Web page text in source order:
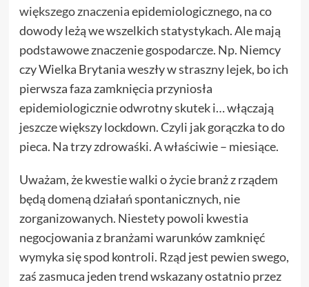
większego znaczeniaepidemiologicznego, na co
dowody leżą we wszelkich statystykach. Ale mają
podstawowe znaczenie gospodarcze. Np. Niemcy
czy Wielka Brytania weszły w straszny lejek, bo ich
pierwsza faza zamknięcia przyniosła
epidemiologicznie odwrotny skutek i… włączają
jeszcze większy lockdown. Czyli jak gorączka to do
pieca. Na trzy zdrowaśki. A właściwie – miesiące.
Uważam, że kwestie walki o życie branż z rządem
będą domeną działań spontanicznych, nie
zorganizowanych. Niestety powoli kwestia
negocjowania z branżami warunków zamknięć
wymyka się spod kontroli. Rząd jest pewien swego,
zaś zasmuca jeden trend wskazany ostatnio przez